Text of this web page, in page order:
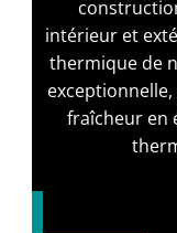
intérieur et
thermique de
fraîcheur en